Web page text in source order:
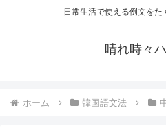
日常生活で使える例文をた
晴れ時々
ホーム 韓国語文法